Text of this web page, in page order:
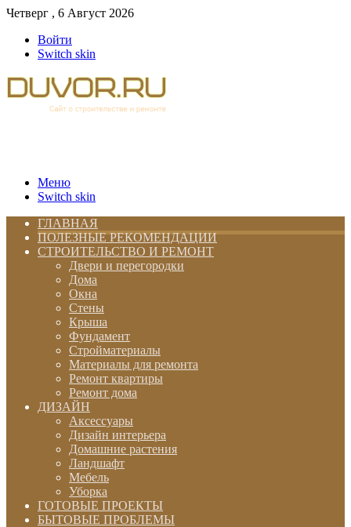
Четверг , 6 Август 2026
Войти
Switch skin
Меню
Switch skin
ГЛАВНАЯ
ПОЛЕЗНЫЕ РЕКОМЕНДАЦИИ
СТРОИТЕЛЬСТВО И РЕМОНТ
Двери и перегородки
Дома
Окна
Стены
Крыша
Фундамент
Стройматериалы
Материалы для ремонта
Ремонт квартиры
Ремонт дома
ДИЗАЙН
Аксессуары
Дизайн интерьера
Домашние растения
Ландшафт
Мебель
Уборка
ГОТОВЫЕ ПРОЕКТЫ
БЫТОВЫЕ ПРОБЛЕМЫ